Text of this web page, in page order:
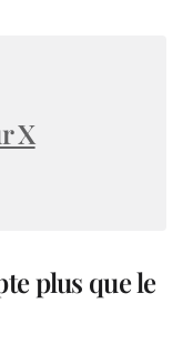
X
plus que le